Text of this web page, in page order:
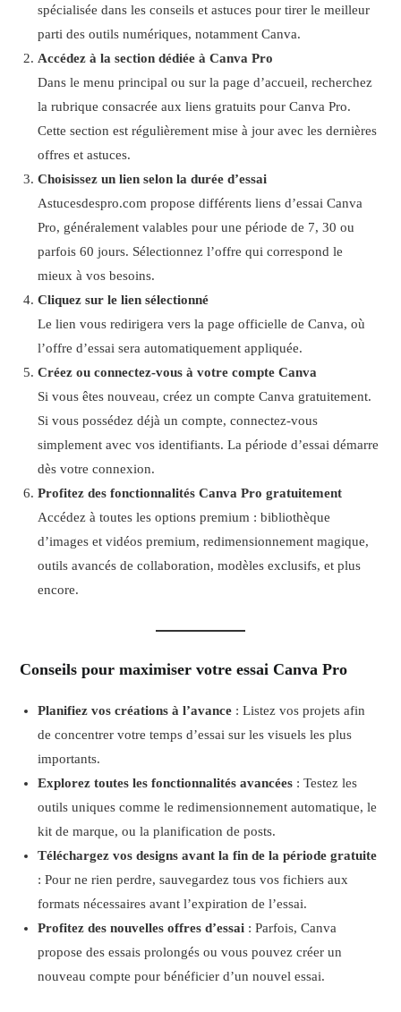
spécialisée dans les conseils et astuces pour tirer le meilleur
parti des outils numériques, notamment Canva.
Accédez à la section dédiée à Canva Pro
Dans le menu principal ou sur la page d’accueil, recherchez
la rubrique consacrée aux liens gratuits pour Canva Pro.
Cette section est régulièrement mise à jour avec les dernières
offres et astuces.
Choisissez un lien selon la durée d’essai
Astucesdespro.com propose différents liens d’essai Canva
Pro, généralement valables pour une période de 7, 30 ou
parfois 60 jours. Sélectionnez l’offre qui correspond le
mieux à vos besoins.
Cliquez sur le lien sélectionné
Le lien vous redirigera vers la page officielle de Canva, où
l’offre d’essai sera automatiquement appliquée.
Créez ou connectez-vous à votre compte Canva
Si vous êtes nouveau, créez un compte Canva gratuitement.
Si vous possédez déjà un compte, connectez-vous
simplement avec vos identifiants. La période d’essai démarre
dès votre connexion.
Profitez des fonctionnalités Canva Pro gratuitement
Accédez à toutes les options premium : bibliothèque
d’images et vidéos premium, redimensionnement magique,
outils avancés de collaboration, modèles exclusifs, et plus
encore.
Conseils pour maximiser votre essai Canva Pro
Planifiez vos créations à l’avance : Listez vos projets afin
de concentrer votre temps d’essai sur les visuels les plus
importants.
Explorez toutes les fonctionnalités avancées : Testez les
outils uniques comme le redimensionnement automatique, le
kit de marque, ou la planification de posts.
Téléchargez vos designs avant la fin de la période gratuite
: Pour ne rien perdre, sauvegardez tous vos fichiers aux
formats nécessaires avant l’expiration de l’essai.
Profitez des nouvelles offres d’essai : Parfois, Canva
propose des essais prolongés ou vous pouvez créer un
nouveau compte pour bénéficier d’un nouvel essai.